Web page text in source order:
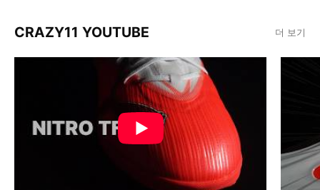
CRAZY11 YOUTUBE 더 보기